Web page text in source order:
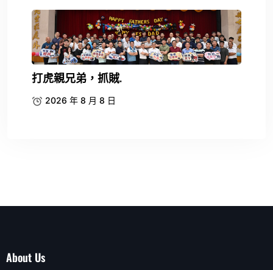
打虎親兄弟，抓賊.
2026 年 8 月 8 日
About Us